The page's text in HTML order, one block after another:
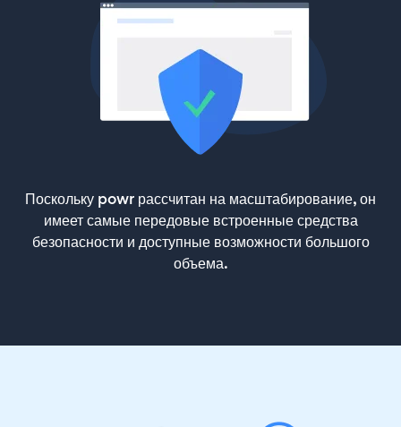
Поскольку powr рассчитан на масштабирование, он
имеет самые передовые встроенные средства
безопасности и доступные возможности большого
объема.